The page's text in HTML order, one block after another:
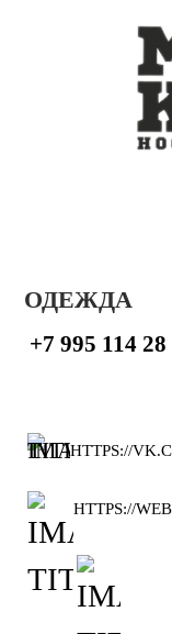
ОДЕЖДА
+7 995 114 28
HTTPS://
HTTPS://